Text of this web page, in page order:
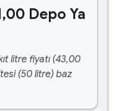
Depo Ya
litre fiyatı (43,00
(50 litre) baz